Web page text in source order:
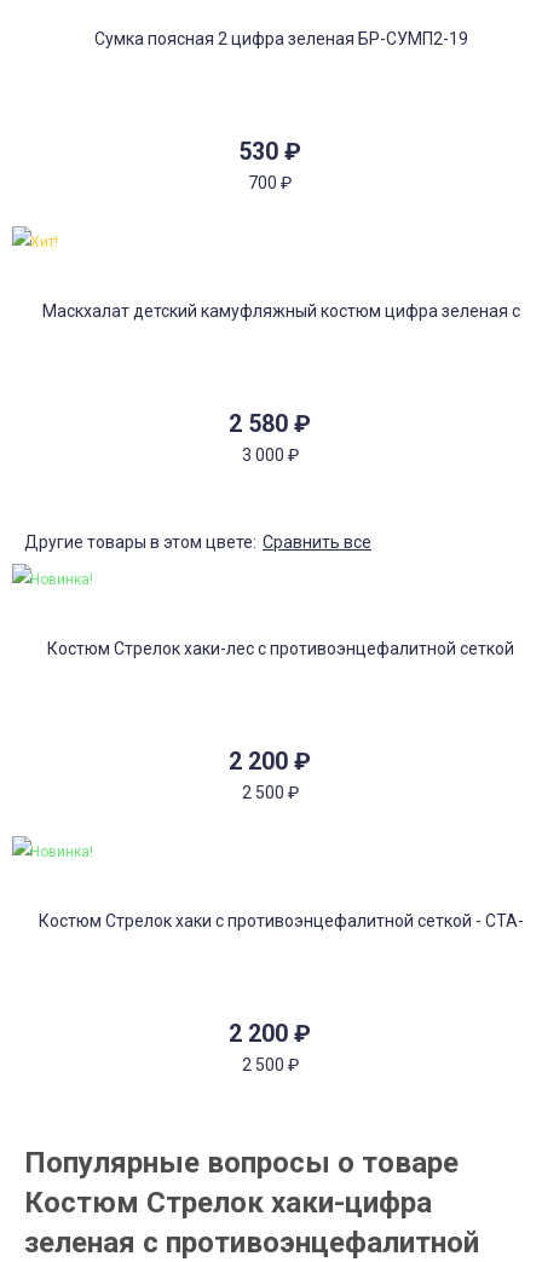
530 ₽
700 ₽
2 580 ₽
3 000 ₽
Хит!
Другие товары в этом цвете: Сравнить все
2 200 ₽
2 500 ₽
Новинка!
2 200 ₽
2 500 ₽
Новинка!
Популярные вопросы о товаре
Костюм Стрелок хаки-цифра
зеленая с противоэнцефалитной